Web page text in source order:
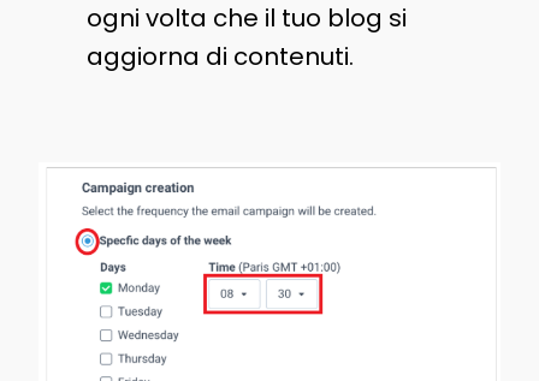
ogni volta che il tuo blog si
aggiorna di contenuti.